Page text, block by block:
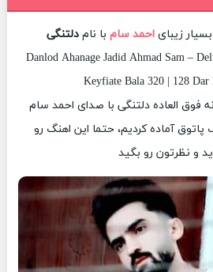
زیبای احمد سام با نام دلتنگی
Danlod Ahanage Jadid Ahmad Sam –
Keyfiate Bala 320 | 128 Dar
فوق العاده دلتنگی با صدای احمد سام
آماده کردیم، حتما این اهنگ رو
و نظرتون رو بگید